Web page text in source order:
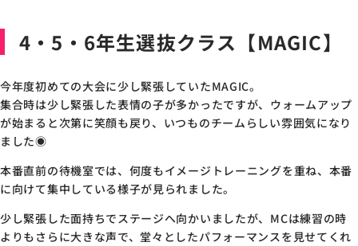
4・5・6年生選抜クラス【MAGIC】
今年度初めての大会に少し緊張していたMAGIC。
集合時は少し緊張した表情の子が多かったですが、ウォームアップ
が始まると次第に笑顔も戻り、いつものチームらしい雰囲気になり
ました◉
本番直前の待機室では、何度もイメージトレーニングを重ね、本番
に向けて集中している様子が見られました。
少し緊張した面持ちでステージへ向かいましたが、MCは練習の時
よりもさらに大きな声で、堂々としたパフォーマンスを見せてくれ